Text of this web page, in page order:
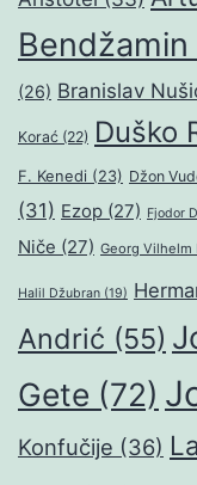
(26) Branislav
Korać (22) Duško
F. Kenedi (23) Džon
(31) Ezop (27) Fjodor
Niče (27) Georg Vilhelm
Halil Džubran (19)
Andrić (55)
Gete (72)
Konfučije (36)